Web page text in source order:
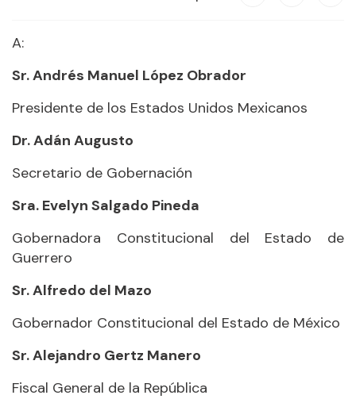
A:
Sr. Andrés Manuel López Obrador
Presidente de los Estados Unidos Mexicanos
Dr. Adán Augusto
Secretario de Gobernación
Sra. Evelyn Salgado Pineda
Gobernadora Constitucional del Estado de
Guerrero
Sr. Alfredo del Mazo
Gobernador Constitucional del Estado de México
Sr. Alejandro Gertz Manero
Fiscal General de la República